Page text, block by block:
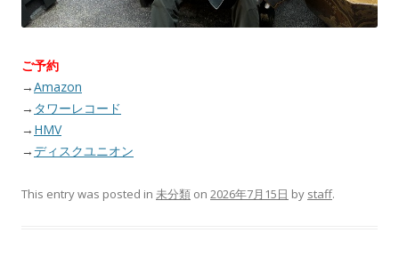
ご予約
→Amazon
→ タワーレコード
→ HMV
→ディスクユニオン
This entry was posted in 未分類 on 2026年7月15日 by staff.